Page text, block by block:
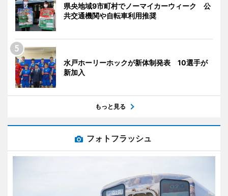
県央地域9市町村でノーマイカーウィーク 公
共交通機関や自転車利用推奨
水戸ホーリーホックが新体制発表 10選手が
新加入
もっと見る
フォトフラッシュ